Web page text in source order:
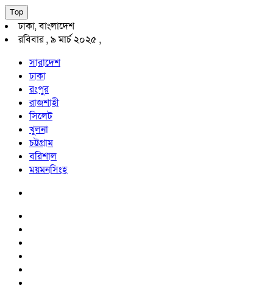
Top
ঢাকা, বাংলাদেশ
রবিবার , ৯ মার্চ ২০২৫ ,
সারাদেশ
ঢাকা
রংপুর
রাজশাহী
সিলেট
খুলনা
চট্টগ্রাম
বরিশাল
ময়মনসিংহ